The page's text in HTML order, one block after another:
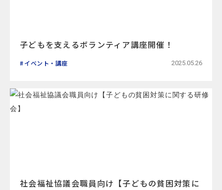
子どもを支えるボランティア講座開催！
イベント・講座 2025.05.26
社会福祉協議会職員向け【子どもの貧困対策に